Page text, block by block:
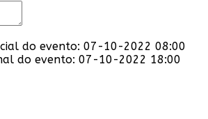
do evento: 07-10-2022 08:00
do evento: 07-10-2022 18:00